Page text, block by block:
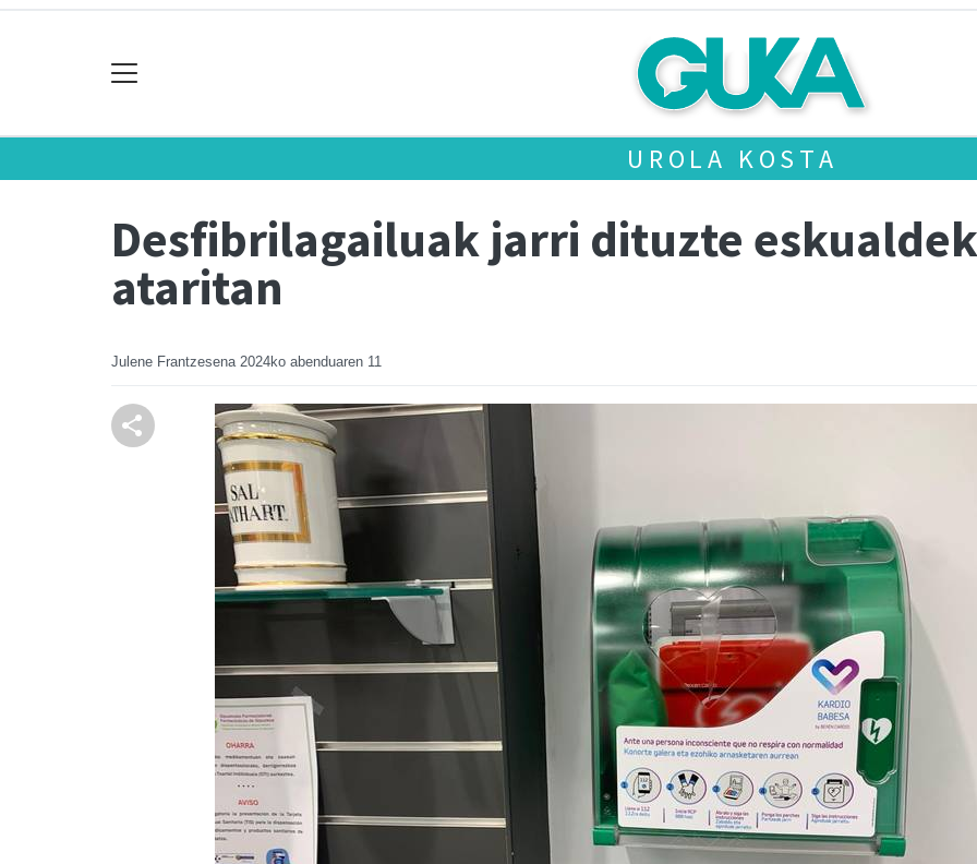
UROLA KOSTA
Desfibrilagailuak jarri dituzte
ataritan
Julene Frantzesena 2024ko abenduaren 11